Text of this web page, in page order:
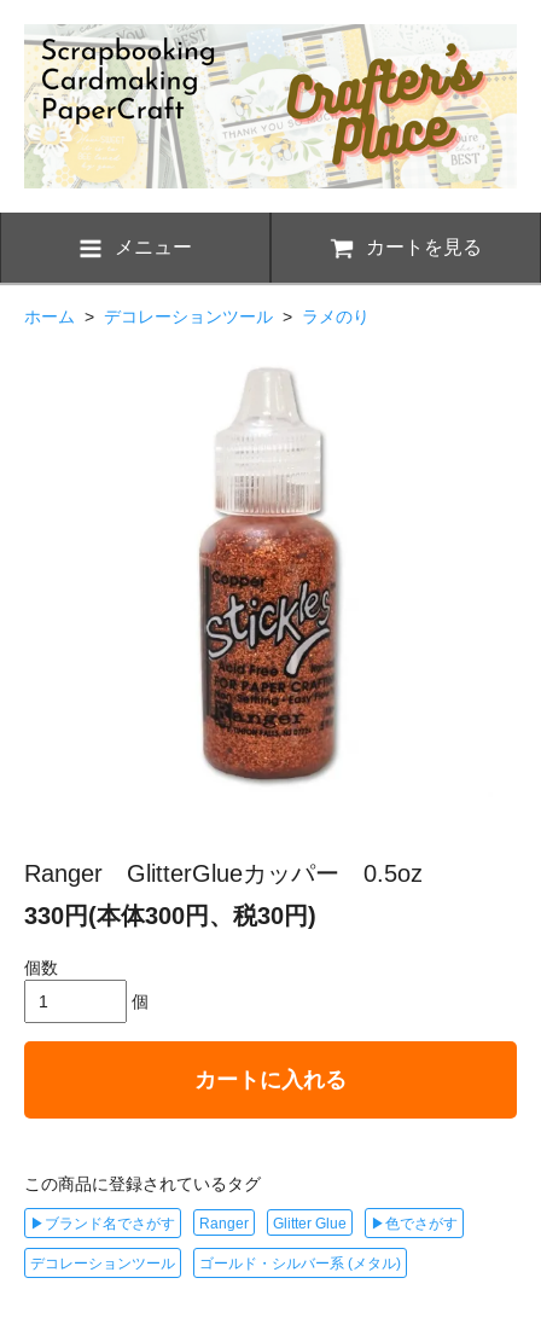
メニュー カートを見る
ホーム > デコレーションツール > ラメのり
Ranger GlitterGlueカッパー 0.5oz
330円(本体300円、税30円)
個数
個
カートに入れる
この商品に登録されているタグ
▶ブランド名でさがす Ranger Glitter Glue ▶色でさがす
デコレーションツール ゴールド・シルバー系 (メタル)